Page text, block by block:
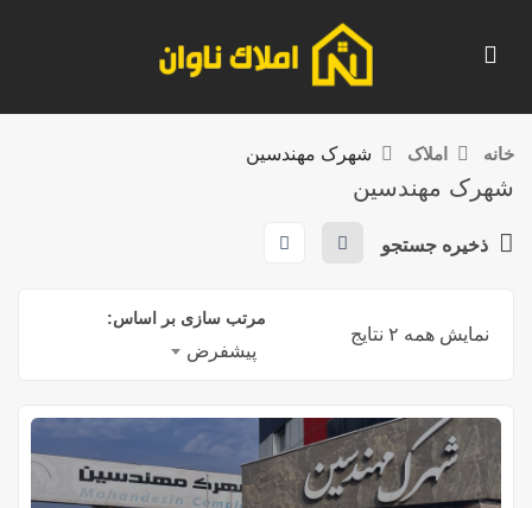
خانه املاک شهرک مهندسین
شهرک مهندسین
ذخیره جستجو
نمایش همه ۲ نتایج
مرتب سازی بر اساس:
پیشفرض